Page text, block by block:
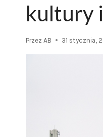
kultury
Przez AB 31 stycznia,